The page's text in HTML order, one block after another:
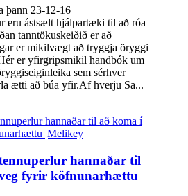
þann 23-12-16
eru ástsælt hjálpartæki til að róa
tanntökuskeiðið er að
er mikilvægt að tryggja öryggi
er yfirgripsmikil handbók um
sem sérhver
ætti að búa yfir.Af hverju Sa...
hannaðar til
fyrir köfnunarhættu